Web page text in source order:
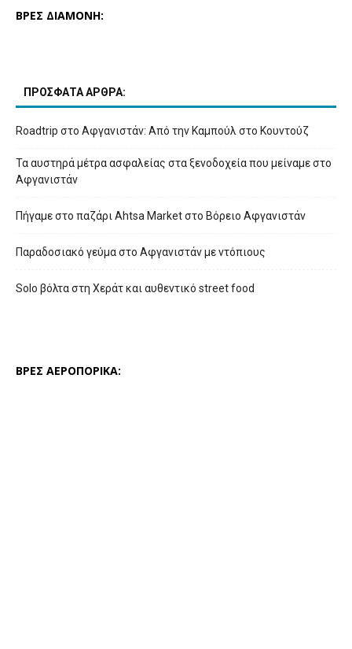
ΒΡΕΣ ΔΙΑΜΟΝΗ:
ΠΡΟΣΦΑΤΑ ΑΡΘΡΑ:
Roadtrip στο Αφγανιστάν: Από την Καμπούλ στο Κουντούζ
Τα αυστηρά μέτρα ασφαλείας στα ξενοδοχεία που μείναμε στο
Αφγανιστάν
Πήγαμε στο παζάρι Ahtsa Market στο Βόρειο Αφγανιστάν
Παραδοσιακό γεύμα στο Αφγανιστάν με ντόπιους
Solo βόλτα στη Χεράτ και αυθεντικό street food
ΒΡΕΣ ΑΕΡΟΠΟΡΙΚΑ: